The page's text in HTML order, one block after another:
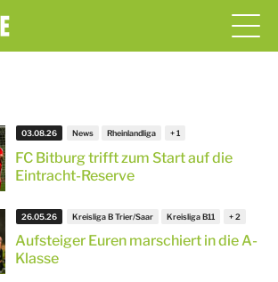
FC Bitburg trifft zum Start auf die
Eintracht-Reserve
03.08.26 News Rheinlandliga
Aufsteiger Euren marschiert in die A-
Klasse
26.05.26 Kreisliga B Trier/Saar Kreisliga B11